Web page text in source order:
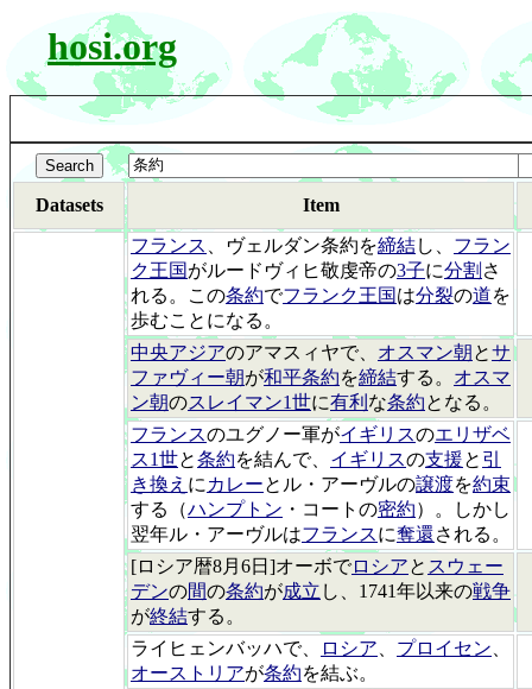
hosi.org
Datasets Item
フランス 、ヴェルダン条約を締結し、 フラン
ク王国がルードヴィヒ敬虔帝の3子に分割 さ
れる。この条約でフランク王国は分裂の道を
歩むことになる。
中央アジアのアマスィヤで、 オスマン朝とサ
ファヴィー朝が和平条約を締結する。 オスマ
ン朝のスレイマン1世に有利 な条約となる。
フランスのユグノー軍がイギリスのエリザベ
ス1世と条約を結んで、 イギリスの支援と 引
き換え に カレーとル・アーヴルの譲渡を約束
する（ハンプトン ・コートの密約）。しかし
翌年ル・アーヴルはフランスに奪還される。
[ロシア暦8月6日]オーボでロシアと スウェー
デンの間の条約が成立 し、1741年以来の戦争
が終結する。
ライヒェンバッハで、
ロシア プロイセン
オーストリアが条約を結ぶ。